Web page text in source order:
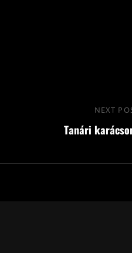
NEXT
Tanári